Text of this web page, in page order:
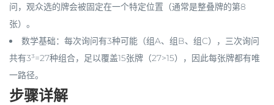
问，观众选的牌会被固定在一个特定位置（通常是整叠牌的第8
张）。
数学基础：每次询问有3种可能（组A、组B、组C），三次询问
共有3³=27种组合，足以覆盖15张牌（27>15），因此每张牌都有唯
一路径。
步骤详解